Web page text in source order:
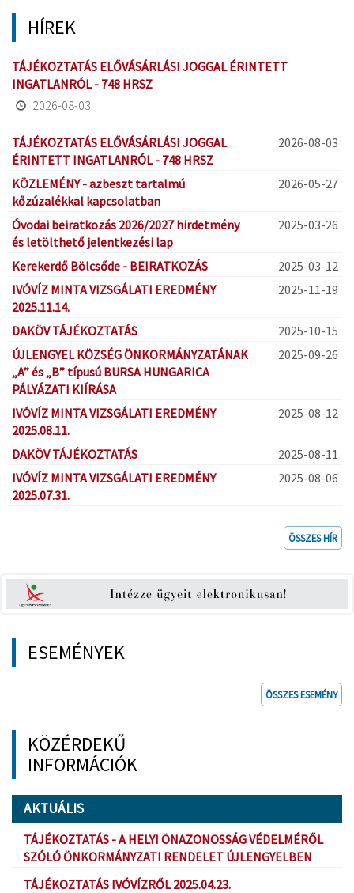
HÍREK
TÁJÉKOZTATÁS ELŐVÁSÁRLÁSI JOGGAL ÉRINTETT
INGATLANRÓL - 748 HRSZ
2026-08-03
TÁJÉKOZTATÁS ELŐVÁSÁRLÁSI JOGGAL
ÉRINTETT INGATLANRÓL - 748 HRSZ
2026-08-03
KÖZLEMÉNY - azbeszt tartalmú
kőzúzalékkal kapcsolatban
2026-05-27
Óvodai beiratkozás 2026/2027 hirdetmény
és letölthető jelentkezési lap
2025-03-26
Kerekerdő Bölcsőde - BEIRATKOZÁS
2025-03-12
IVÓVÍZ MINTA VIZSGÁLATI EREDMÉNY
2025.11.14.
2025-11-19
DAKÖV TÁJÉKOZTATÁS
2025-10-15
ÚJLENGYEL KÖZSÉG ÖNKORMÁNYZATÁNAK
„A” és „B” típusú BURSA HUNGARICA
PÁLYÁZATI KIÍRÁSA
2025-09-26
IVÓVÍZ MINTA VIZSGÁLATI EREDMÉNY
2025.08.11.
2025-08-12
DAKÖV TÁJÉKOZTATÁS
2025-08-11
IVÓVÍZ MINTA VIZSGÁLATI EREDMÉNY
2025.07.31.
2025-08-06
ÖSSZES HÍR
ESEMÉNYEK
ÖSSZES ESEMÉNY
KÖZÉRDEKŰ
INFORMÁCIÓK
AKTUÁLIS
TÁJÉKOZTATÁS - A HELYI ÖNAZONOSSÁG VÉDELMÉRŐL
SZÓLÓ ÖNKORMÁNYZATI RENDELET ÚJLENGYELBEN
TÁJÉKOZTATÁS IVÓVÍZRŐL 2025.04.23.